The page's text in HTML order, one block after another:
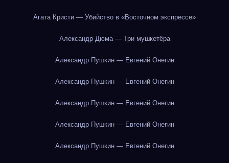
Агата Кристи — Убийство в «Восточном экспрессе»
Александр Дюма — Три мушкетёра
Александр Пушкин — Евгений Онегин
Александр Пушкин — Евгений Онегин
Александр Пушкин — Евгений Онегин
Александр Пушкин — Евгений Онегин
Александр Пушкин — Евгений Онегин